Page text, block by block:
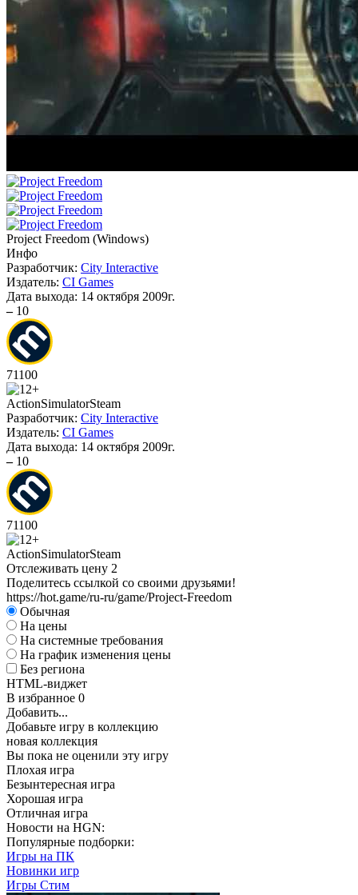
Project Freedom (Windows)
Инфо
Разработчик: City Interactive
Издатель: CI Games
Дата выхода: 14 октября 2009г.
– 10
71100
ActionSimulatorSteam
Разработчик: City Interactive
Издатель: CI Games
Дата выхода: 14 октября 2009г.
– 10
71100
ActionSimulatorSteam
Отслеживать цену 2
Поделитесь ссылкой со своими друзьями!
https://hot.game/ru-ru/game/Project-Freedom
Обычная
На цены
На системные требования
На график изменения цены
Без региона
HTML-виджет
В избранное 0
Добавить...
Добавьте игру в коллекцию
новая коллекция
Вы пока не оценили эту игру
Плохая игра
Безынтересная игра
Хорошая игра
Отличная игра
Новости на HGN:
Популярные подборки:
Игры на ПК
Новинки игр
Игры Стим